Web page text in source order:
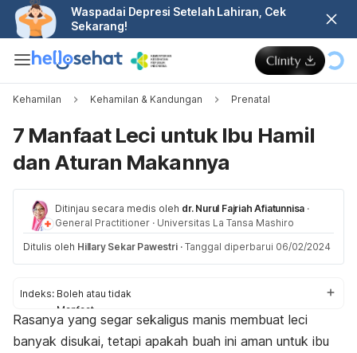
Waspadai Depresi Setelah Lahiran, Cek
Sekarang!
Kehamilan Kehamilan & Kandungan Prenatal
7 Manfaat Leci untuk Ibu Hamil
dan Aturan Makannya
Ditinjau secara medis oleh dr. Nurul Fajriah Afiatunnisa ·
General Practitioner · Universitas La Tansa Mashiro
Ditulis oleh Hillary Sekar Pawestri · Tanggal diperbarui 06/02/2024
Indeks: Boleh atau tidak
Manfaat
Aturan
Rasanya yang segar sekaligus manis membuat leci
banyak disukai, tetapi apakah buah ini aman untuk ibu